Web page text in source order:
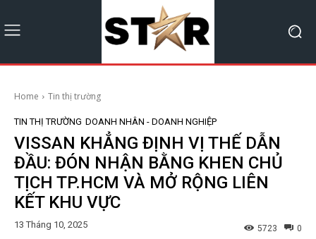
Home Tin thị trường
TIN THỊ TRƯỜNG DOANH NHÂN - DOANH NGHIỆP
VISSAN KHẲNG ĐỊNH VỊ THẾ DẪN
ĐẦU: ĐÓN NHẬN BẰNG KHEN CHỦ
TỊCH TP.HCM VÀ MỞ RỘNG LIÊN
KẾT KHU VỰC
13 Tháng 10, 2025 0
5723